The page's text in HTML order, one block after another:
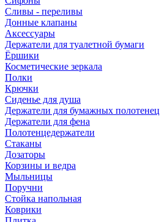
Сливы - переливы
Донные клапаны
Аксессуары
Держатели для туалетной бумаги
Ёршики
Косметические зеркала
Полки
Крючки
Сиденье для душа
Держатели для бумажных полотенец
Держатели для фена
Полотенцедержатели
Стаканы
Дозаторы
Корзины и ведра
Мыльницы
Поручни
Стойка напольная
Коврики